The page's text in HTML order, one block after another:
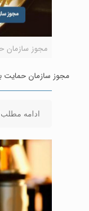
مجوز سازمان حمایت برای
مجوز سازمان حمایت برای افزایش 53
ادامه مطلب